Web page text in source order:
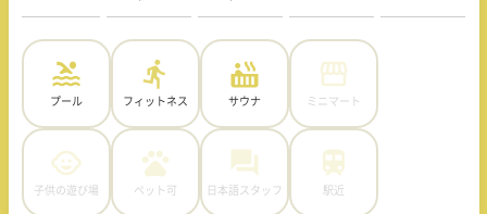
プール フィットネス サウナ ミニマート
子供の遊び場 ペット可 日本語スタッフ 駅近